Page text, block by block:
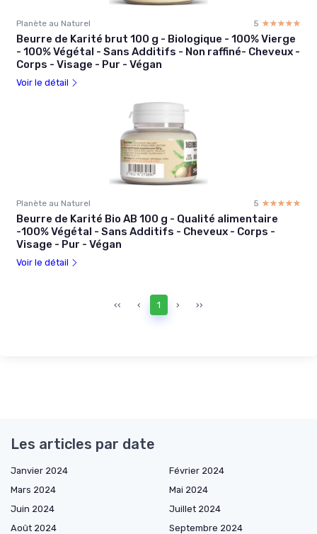
Planète au Naturel 5 ☆☆☆☆☆
★★★★★
Beurre de Karité brut 100 g - Biologique - 100% Vierge
- 100% Végétal - Sans Additifs - Non raffiné- Cheveux -
Corps - Visage - Pur - Végan
Voir le détail
Planète au Naturel 5 ☆☆☆☆☆
★★★★★
Beurre de Karité Bio AB 100 g - Qualité alimentaire
-100% Végétal - Sans Additifs - Cheveux - Corps -
Visage - Pur - Végan
Voir le détail
‹‹ ‹ 1 › ››
Les articles par date
Janvier 2024
Février 2024
Mars 2024
Mai 2024
Juin 2024
Juillet 2024
Août 2024
Septembre 2024